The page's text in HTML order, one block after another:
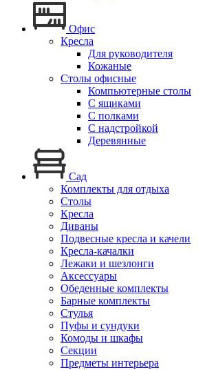
Офис
Кресла
Для руководителя
Кожаные
Столы офисные
Компьютерные столы
С ящиками
С полками
С надстройкой
Деревянные
Сад
Комплекты для отдыха
Столы
Кресла
Диваны
Подвесные кресла и качели
Кресла-качалки
Лежаки и шезлонги
Аксессуары
Обеденные комплекты
Барные комплекты
Стулья
Пуфы и сундуки
Комоды и шкафы
Секции
Предметы интерьера